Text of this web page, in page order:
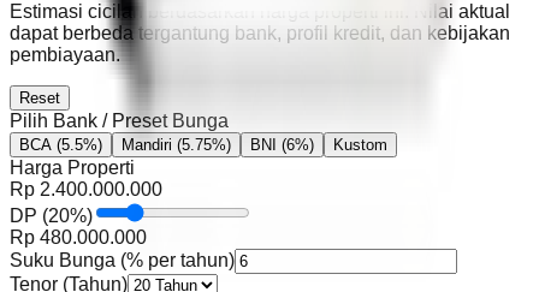
Estimasi cicilan berdasarkan harga properti ini. Nilai aktual
dapat berbeda tergantung bank, profil kredit, dan kebijakan
pembiayaan.
Reset
Pilih Bank / Preset Bunga
BCA (5.5%) Mandiri (5.75%) BNI (6%) Kustom
Harga Properti
Rp 2.400.000.000
DP (20%)
Rp 480.000.000
Suku Bunga (% per tahun)
Tenor (Tahun)